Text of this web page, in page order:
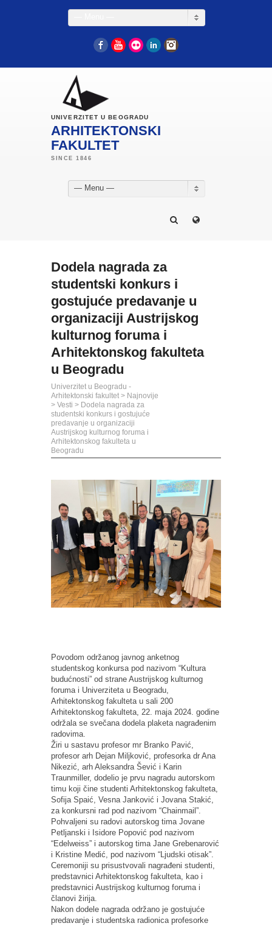
FacebookYouTube
Flickr LinkedIn
UNIVERZITET U BEOGRADU
ARHITEKTONSKI
FAKULTET
— Menu —
Dodela nagrada za
studentski konkurs i
gostujuće predavanje u
organizaciji Austrijskog
kulturnog foruma i
Arhitektonskog fakulteta
u Beogradu
Univerzitet u Beogradu -
Arhitektonski fakultet > Najnovije
> Vesti > Dodela nagrada za
studentski konkurs i gostujuće
predavanje u organizaciji
Austrijskog kulturnog foruma i
Arhitektonskog fakulteta u
Beogradu
Povodom održanog javnog anketnog
studentskog konkursa pod nazivom “Kultura
budućnosti” od strane Austrijskog kulturnog
foruma i Univerziteta u Beogradu,
Arhitektonskog fakulteta u sali 200
Arhitektonskog fakulteta, 22. maja 2024. godine
održala se svečana dodela plaketa nagrađenim
radovima.
Žiri u sastavu profesor mr Branko Pavić,
profesor arh Dejan Miljković, profesorka dr Ana
Nikezić, arh Aleksandra Šević i Karin
Traunmiller, dodelio je prvu nagradu autorskom
timu koji čine studenti Arhitektonskog fakulteta,
Sofija Spaić, Vesna Janković i Jovana Stakić,
za konkursni rad pod nazivom “Chainmail”.
Pohvaljeni su radovi autorskog tima Jovane
Petljanski i Isidore Popović pod nazivom
“Edelweiss” i autorskog tima Jane Grebenarović
i Kristine Medić, pod nazivom “Ljudski otisak”.
Ceremoniji su prisustvovali nagrađeni studenti,
predstavnici Arhitektonskog fakulteta, kao i
predstavnici Austrijskog kulturnog foruma i
članovi žirija.
Nakon dodele nagrada održano je gostujuće
predavanje i studentska radionica profesorke